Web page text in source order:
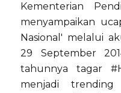
Kementerian
menyampaikan
Nasional' melalui
29 September
tahunnya tagar
menjadi